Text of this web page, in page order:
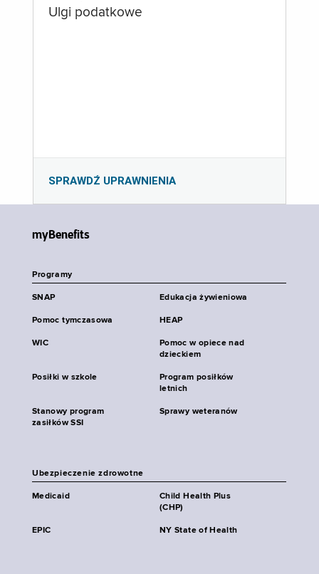
Ulgi podatkowe
SPRAWDŹ UPRAWNIENIA
myBenefits
Programy
SNAP Edukacja żywieniowa
Pomoc tymczasowa HEAP
WIC
Pomoc w opiece nad
dzieckiem
Posiłki w szkole
Program posiłków
letnich
Stanowy program
zasiłków SSI
Sprawy weteranów
Ubezpieczenie zdrowotne
Medicaid
Child Health Plus
(CHP)
EPIC NY State of Health